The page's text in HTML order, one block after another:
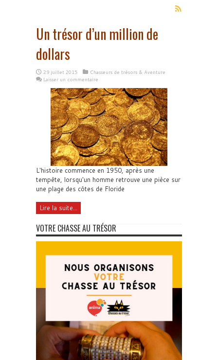
Un trésor d’un million de
dollars
29 juillet 2015
Chasseurs de trésors & Aventure
Laisser un commentaire
L'histoire commence en 1950, après une
tempête, lorsqu'un homme retrouve une pièce sur
une plage des côtes de Floride
Lire la suite...
VOTRE CHASSE AU TRÉSOR